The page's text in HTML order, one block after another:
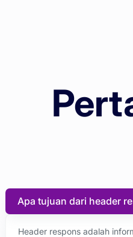
Apa tujuan dari header
Header respons adalah